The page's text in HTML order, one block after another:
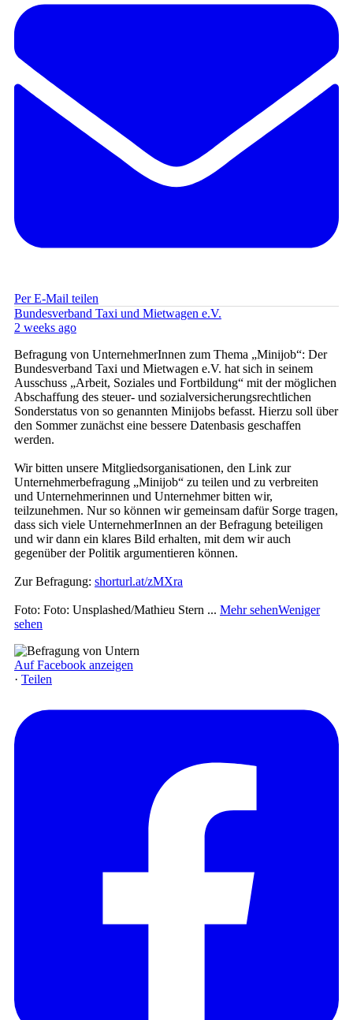
Per E-Mail teilen
Bundesverband Taxi und Mietwagen e.V.
2 weeks ago
Befragung von UnternehmerInnen zum Thema „Minijob“: Der
Bundesverband Taxi und Mietwagen e.V. hat sich in seinem
Ausschuss „Arbeit, Soziales und Fortbildung“ mit der möglichen
Abschaffung des steuer- und sozialversicherungsrechtlichen
Sonderstatus von so genannten Minijobs befasst. Hierzu soll über
den Sommer zunächst eine bessere Datenbasis geschaffen
werden.
Wir bitten unsere Mitgliedsorganisationen, den Link zur
Unternehmerbefragung „Minijob“ zu teilen und zu verbreiten
und Unternehmerinnen und Unternehmer bitten wir,
teilzunehmen. Nur so können wir gemeinsam dafür Sorge tragen,
dass sich viele UnternehmerInnen an der Befragung beteiligen
und wir dann ein klares Bild erhalten, mit dem wir auch
gegenüber der Politik argumentieren können.
Zur Befragung: shorturl.at/zMXra
Foto: Foto: Unsplashed/Mathieu Stern ... Mehr sehenWeniger
sehen
Auf Facebook anzeigen
· Teilen